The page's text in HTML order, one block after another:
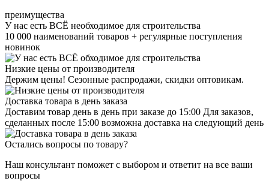
преимущества
У нас есть ВСЁ необходимое для строительства
10 000 наименований товаров + регулярные поступления
новинок
Низкие цены от производителя
Держим цены! Сезонные распродажи, скидки оптовикам.
Доставка товара в день заказа
Доставим товар день в день при заказе до 15:00 Для заказов,
сделанных после 15:00 возможна доставка на следующий день
Остались вопросы по товару?
Наш консультант поможет с выбором и ответит на все ваши
вопросы